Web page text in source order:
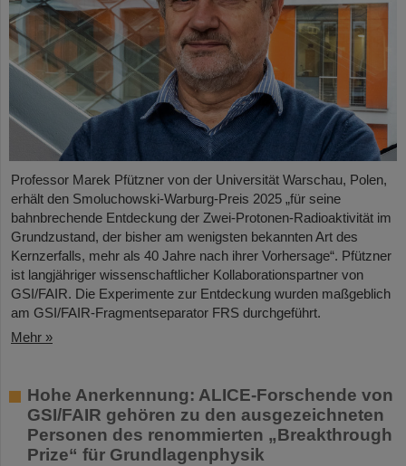
Professor Marek Pfützner von der Universität Warschau, Polen,
erhält den Smoluchowski-Warburg-Preis 2025 „für seine
bahnbrechende Entdeckung der Zwei-Protonen-Radioaktivität im
Grundzustand, der bisher am wenigsten bekannten Art des
Kernzerfalls, mehr als 40 Jahre nach ihrer Vorhersage“. Pfützner
ist langjähriger wissenschaftlicher Kollaborationspartner von
GSI/FAIR. Die Experimente zur Entdeckung wurden maßgeblich
am GSI/FAIR-Fragmentseparator FRS durchgeführt.
Mehr »
Hohe Anerkennung: ALICE-Forschende von
GSI/FAIR gehören zu den ausgezeichneten
Personen des renommierten „Breakthrough
Prize“ für Grundlagenphysik